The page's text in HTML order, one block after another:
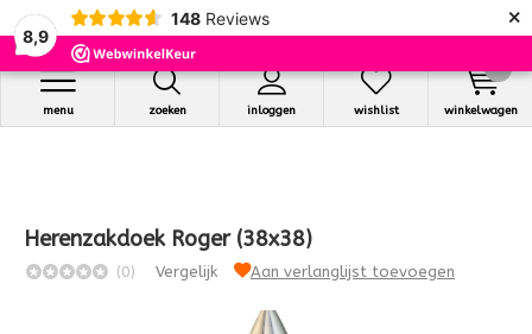
8,9
148 Reviews ×
zoeken inloggen
menu wishlist winkelwagen
Herenzakdoek Roger (38x38)
(0) Vergelijk Aan verlanglijst toevoegen